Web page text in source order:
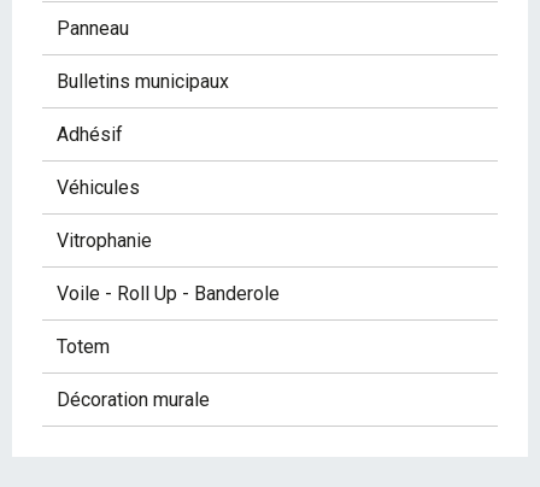
Panneau
Bulletins municipaux
Adhésif
Véhicules
Vitrophanie
Voile - Roll Up - Banderole
Totem
Décoration murale